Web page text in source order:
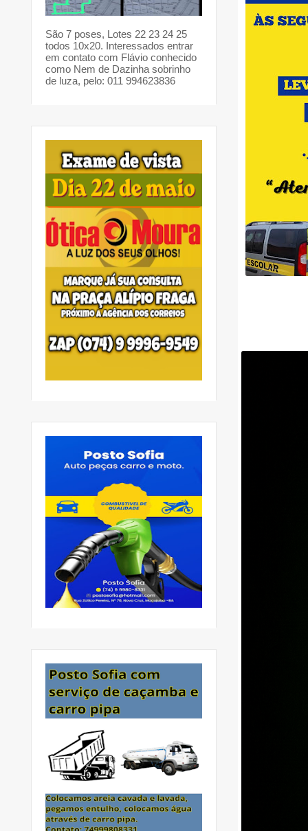
São 7 poses, Lotes 22 23 24 25
todos 10x20. Interessados entrar
em contato com Flávio conhecido
como Nem de Dazinha sobrinho
de luza, pelo: 011 994623836